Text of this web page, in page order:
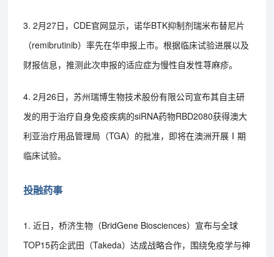
3. 2月27日，CDE官网显示，诺华BTK抑制剂瑞米布替尼片
（remibrutinib）率先在华申报上市。根据临床试验进展以及
财报信息，推测此次申报的适应症为慢性自发性荨麻疹。
4. 2月26日，苏州瑞博生物技术股份有限公司宣布其自主研
发的用于治疗自身免疫疾病的siRNA药物RBD2080获得澳大
利亚治疗用品管理局（TGA）的批准，即将在澳洲开展Ⅰ期
临床试验。
投融药事
1. 近日，桥济生物（BridGene Biosciences）宣布与全球
TOP15药企武田（Takeda）达成战略合作，围绕免疫学与神